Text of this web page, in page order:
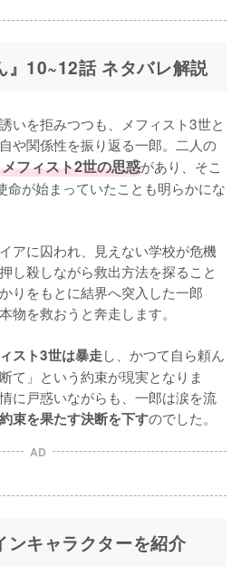
』10~12話 ネタバレ解説
いを拒みつつも、メフィスト3世と
や関係性を振り返る一郎。二人の
フィスト2世の思惑があり、そこ
命が始まっていたことも明らかにな
アに囚われ、見えない学校が危機
し殺しながら救出方法を探ること
りをもとに結界へ突入した一郎
物を救おうと奔走します。
スト3世は暴走し、かつて自ら頼ん
て」という約束が現実となりま
に戸惑いながらも、一郎は涙を流
束を果たす決断を下すのでした。
AD
ンキャラクターを紹介